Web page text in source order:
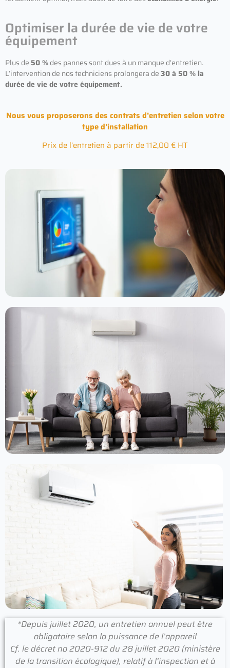
Optimiser la durée de vie de votre
équipement
Plus de 50 %des pannes sont dues à un manque d’entretien.
L’intervention de nos techniciens prolongera de30 à 50 % la
durée de vie de votre équipement.
Nous vous proposerons des contrats d’entretien selon votre
type d’installation
Prix de l’entretien à partir de 112,00 € HT
*Depuis juillet 2020, un entretien annuel peut être
obligatoire selon la puissance de l’appareil
Cf. le décret no 2020-912 du 28 juillet 2020 (ministère
de la transition écologique), relatif à l’inspection et à